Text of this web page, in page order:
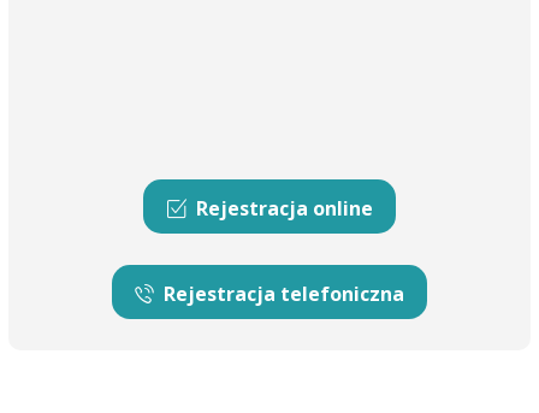
Rejestracja online
Rejestracja telefoniczna